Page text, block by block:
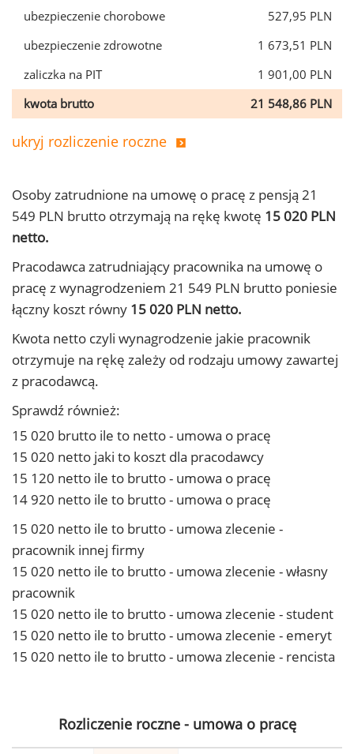
ubezpieczenie chorobowe
527,95 PLN
ubezpieczenie zdrowotne
1 673,51 PLN
zaliczka na PIT
1 901,00 PLN
kwota brutto
21 548,86 PLN
ukryj rozliczenie roczne
Osoby zatrudnione na umowę o pracę z pensją 21
549 PLN brutto otrzymają na rękę kwotę 15 020 PLN
netto.
Pracodawca zatrudniający pracownika na umowę o
pracę z wynagrodzeniem 21 549 PLN brutto poniesie
łączny koszt równy 15 020 PLN netto.
Kwota netto czyli wynagrodzenie jakie pracownik
otrzymuje na rękę zależy od rodzaju umowy zawartej
z pracodawcą.
Sprawdź również:
15 020 brutto ile to netto - umowa o pracę
15 020 netto jaki to koszt dla pracodawcy
15 120 netto ile to brutto - umowa o pracę
14 920 netto ile to brutto - umowa o pracę
15 020 netto ile to brutto - umowa zlecenie -
pracownik innej firmy
15 020 netto ile to brutto - umowa zlecenie - własny
pracownik
15 020 netto ile to brutto - umowa zlecenie - student
15 020 netto ile to brutto - umowa zlecenie - emeryt
15 020 netto ile to brutto - umowa zlecenie - rencista
Rozliczenie roczne - umowa o pracę